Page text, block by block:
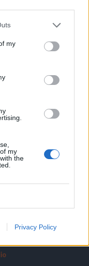
my
my
the
Privacy Policy
belüli